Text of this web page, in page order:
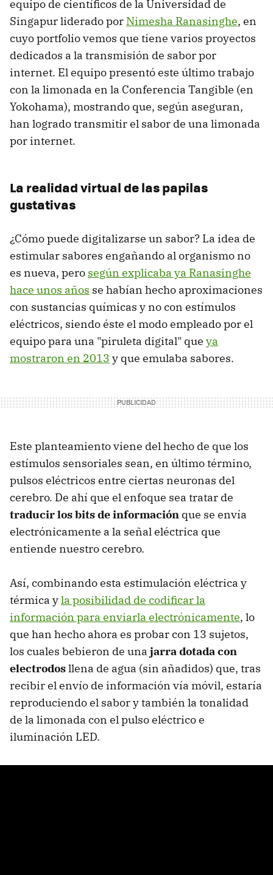
equipo de científicos de la Universidad de
Singapur liderado por Nimesha Ranasinghe, en
cuyo portfolio vemos que tiene varios proyectos
dedicados a la transmisión de sabor por
internet. El equipo presentó este último trabajo
con la limonada en la Conferencia Tangible (en
Yokohama), mostrando que, según aseguran,
han logrado transmitir el sabor de una limonada
por internet.
La realidad virtual de las papilas
gustativas
¿Cómo puede digitalizarse un sabor? La idea de
estimular sabores engañando al organismo no
es nueva, pero según explicaba ya Ranasinghe
hace unos años se habían hecho aproximaciones
con sustancias químicas y no con estímulos
eléctricos, siendo éste el modo empleado por el
equipo para una "piruleta digital" que ya
mostraron en 2013 y que emulaba sabores.
Este planteamiento viene del hecho de que los
estímulos sensoriales sean, en último término,
pulsos eléctricos entre ciertas neuronas del
cerebro. De ahí que el enfoque sea tratar de
traducir los bits de información que se envía
electrónicamente a la señal eléctrica que
entiende nuestro cerebro.
Así, combinando esta estimulación eléctrica y
térmica yla posibilidad de codificar la
información para enviarla electrónicamente, lo
que han hecho ahora es probar con 13 sujetos,
los cuales bebieron de una jarra dotada con
electrodosllena de agua (sin añadidos) que, tras
recibir el envío de información vía móvil, estaría
reproduciendo el sabor y también la tonalidad
de la limonada con el pulso eléctrico e
iluminación LED.